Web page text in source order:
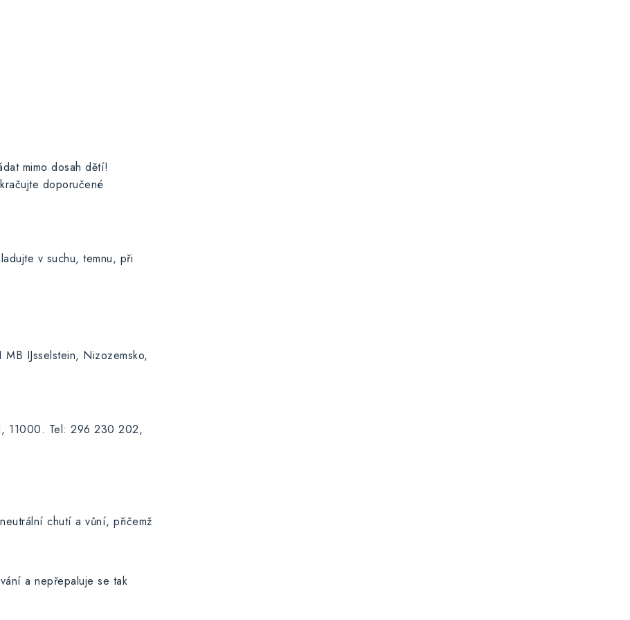
mimo dosah dětí!
doporučené
v suchu, temnu, při
IJsselstein, Nizozemsko,
11000. Tel: 296 230 202,
chutí a vůní, přičemž
a nepřepaluje se tak